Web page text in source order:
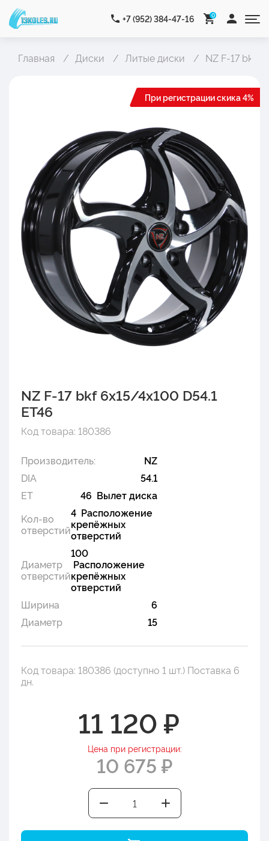
+7 (952) 384-47-16 0
Главная Диски Литые диски NZ F-17 bkf
NZ F-17 bkf 6x15/4x100 D54.1
ET46
Код товара: 180386
Производитель:
NZ
DIA
54.1
ET
46 Вылет диска
Kол-во
отверстий
4 Расположение
крепёжных
отверстий
Диаметр
отверстий
100
Расположение
крепёжных
отверстий
Ширина
6
Диаметр
15
Код товара: 180386 (доступно 1 шт.) Поставка 6
дн.
11 120 ₽
Цена при регистрации:
10 675 ₽
При регистрации скика 4%